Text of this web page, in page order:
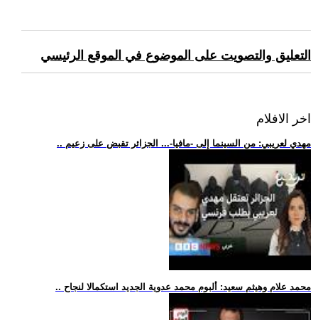
التعليق والتصويت على الموضوع في الموقع الرئيسي
اخر الافلام
.. مهدي لعريبي: من السينما إلى -مافيا-... الجزائر تقبض على زعيم
.. محمد علام وهيثم سعيد: ألبوم محمد عدوية الجديد استكمالا لنجاح